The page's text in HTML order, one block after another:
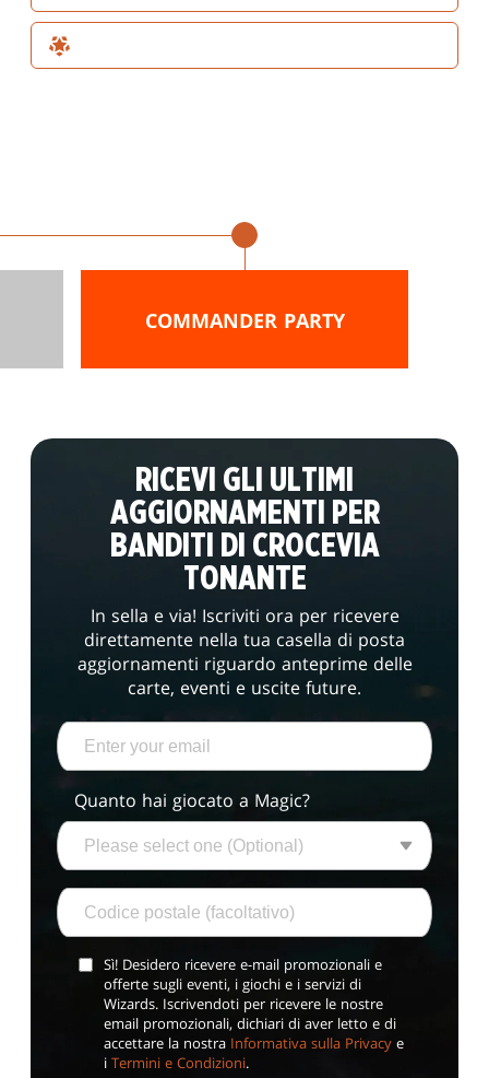
COMMANDER PARTY
RICEVI GLI ULTIMI
AGGIORNAMENTI PER
BANDITI DI CROCEVIA
TONANTE
In sella e via! Iscriviti ora per ricevere
direttamente nella tua casella di posta
aggiornamenti riguardo anteprime delle
carte, eventi e uscite future.
Quanto hai giocato a Magic?
Sì! Desidero ricevere e-mail promozionali e
offerte sugli eventi, i giochi e i servizi di
Wizards. Iscrivendoti per ricevere le nostre
email promozionali, dichiari di aver letto e di
accettare la nostra Informativa sulla Privacy e
i Termini e Condizioni.